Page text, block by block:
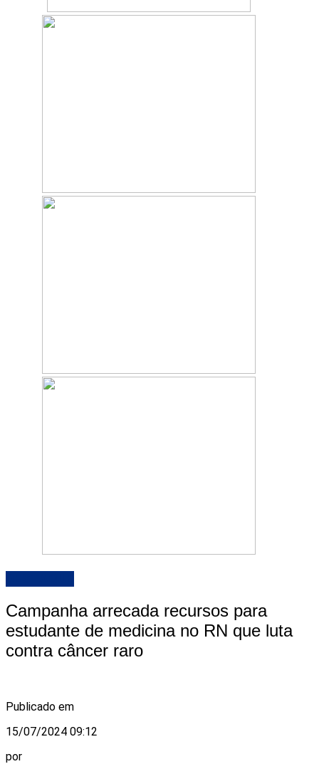
Campanha arrecada recursos para
estudante de medicina no RN que luta
contra câncer raro
Publicado em
15/07/2024 09:12
por